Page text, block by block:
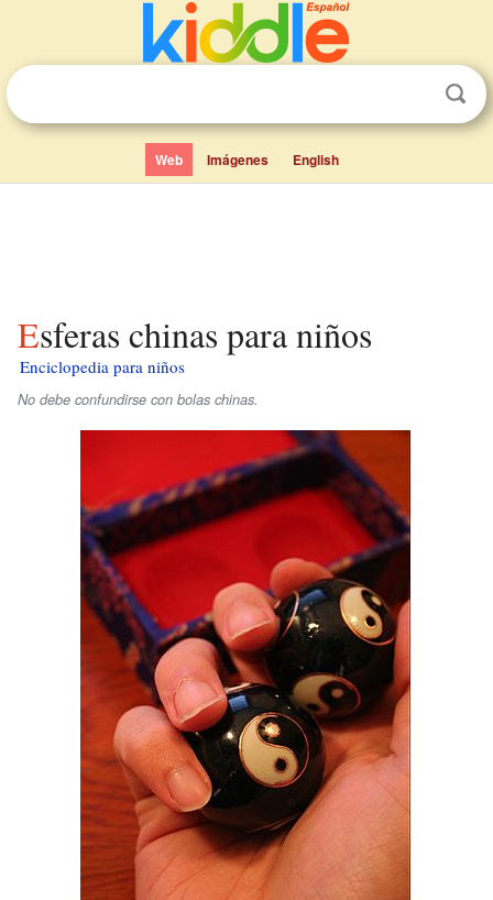
Web Imágenes English
Esferas chinas para niños
Enciclopedia para niños
No debe confundirse con bolas chinas.